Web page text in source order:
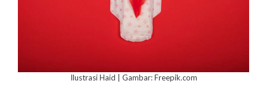
Ilustrasi Haid | Gambar: Freepik.com